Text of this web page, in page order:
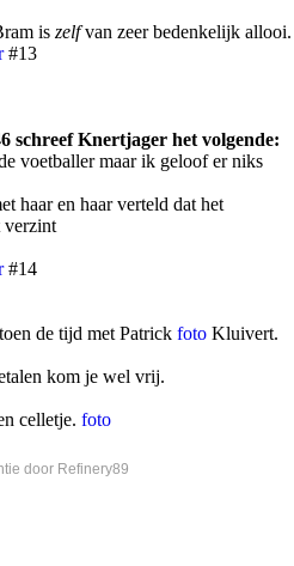
is zelfvan zeer bedenkelijk allooi.
#13
schreef Knertjager het volgende:
voetballer maar ik geloof er niks
haar en haar verteld dat het
verzint
#14
de tijd met Patrick foto Kluivert.
kom je wel vrij.
celletje. foto
door Refinery89